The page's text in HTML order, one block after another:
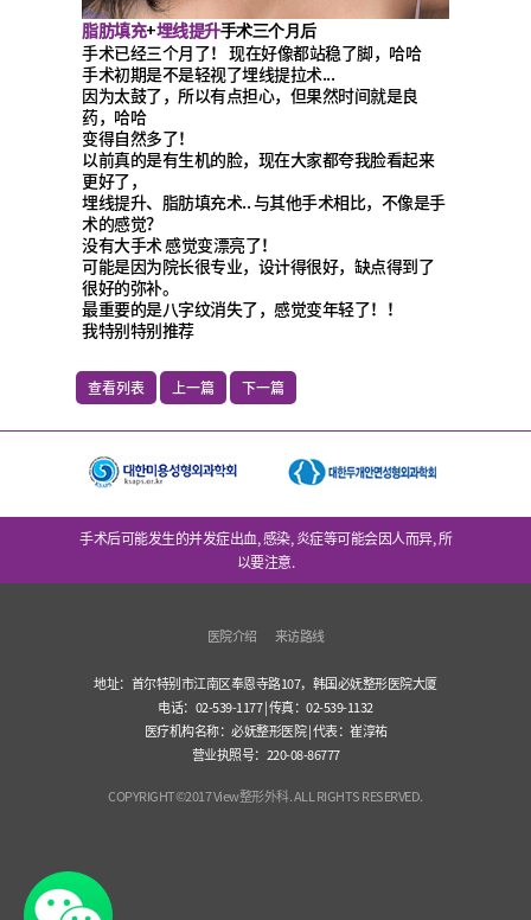
脂肪填充+埋线提升手术三个月后
手术已经三个月了！ 现在好像都站稳了脚，哈哈
手术初期是不是轻视了埋线提拉术...
因为太鼓了，所以有点担心，但果然时间就是良
药，哈哈
变得自然多了！
以前真的是有生机的脸，现在大家都夸我脸看起来
更好了，
埋线提升、脂肪填充术.. 与其他手术相比，不像是手
术的感觉？
没有大手术 感觉变漂亮了！
可能是因为院长很专业，设计得很好，缺点得到了
很好的弥补。
最重要的是八字纹消失了，感觉变年轻了！！
我特别特别推荐
查看列表 上一篇 下一篇
手术后可能发生的并发症出血, 感染, 炎症等可能会因人而异, 所
以要注意.
医院介绍 来访路线
地址：首尔特别市江南区奉恩寺路107，韩国必妩整形医院大厦
电话：02-539-1177 | 传真：02-539-1132
医疗机构名称：必妩整形医院 | 代表：崔淳祐
营业执照号：220-08-86777
COPYRIGHT©2017 View整形外科. ALL RIGHTS RESERVED.